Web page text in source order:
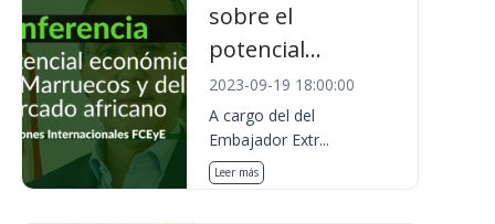
sobre el
potencial...
2023-09-19 18:00:00
A cargo del del
Embajador Extr...
Leer más